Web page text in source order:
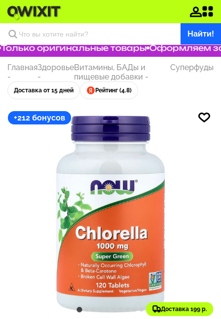
Найти!
оригинальные товары Оформляем
Главная
-
Здоровье
-
Витамины, БАДы и
пищевые добавки -
Суперфуды
Доставка от 15 дней Рейтинг (4.8)
+212 бонусов
Доставка 199 р.